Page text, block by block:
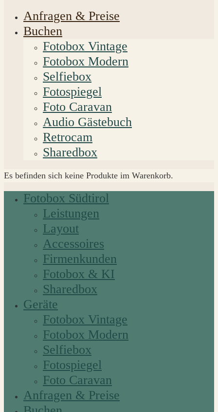
Anfragen & Preise
Buchen
Fotobox Vintage
Fotobox Modern
Selfiebox
Fotospiegel
Foto Caravan
Audio Gästebuch
Retrocam
Sharedbox
Es befinden sich keine Produkte im Warenkorb.
Fotobox Südtirol
Leistungen
Layout
Accessoires
Firmenkunden
Fotobox & KI
Sharedbox
Geräte
Fotobox Vintage
Fotobox Modern
Selfiebox
Fotospiegel
Foto Caravan
Anfragen & Preise